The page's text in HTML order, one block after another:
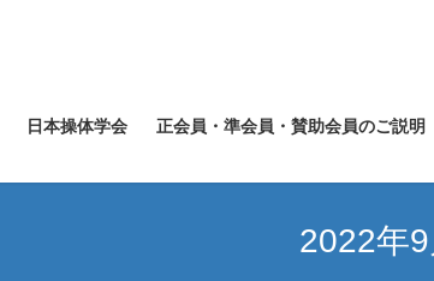
日本操体学会 正会員・準会員・賛助会員のご説明
2022年9